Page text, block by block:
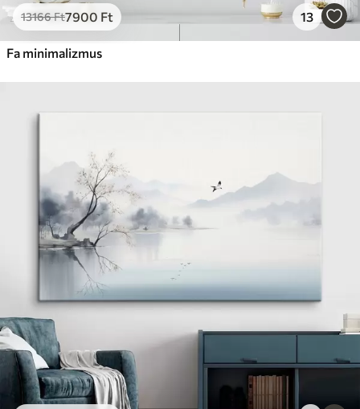
13166Ft7900 Ft 13
Fa minimalizmus